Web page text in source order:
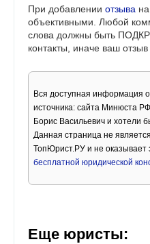
При добавлении отзыва
объективными. Любой
слова должны быть
контакты, иначе ваш
Вся доступная информация
источника: сайта Минюста
Борис Васильевич и хотели
Данная страница не
ТопЮрист.РУ и не оказывает
бесплатной юридической
Еще юристы: